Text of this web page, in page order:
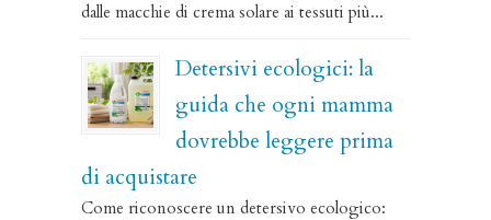
dalle macchie di crema solare ai tessuti più...
Detersivi ecologici: la
guida che ogni mamma
dovrebbe leggere prima
di acquistare
Come riconoscere un detersivo ecologico: